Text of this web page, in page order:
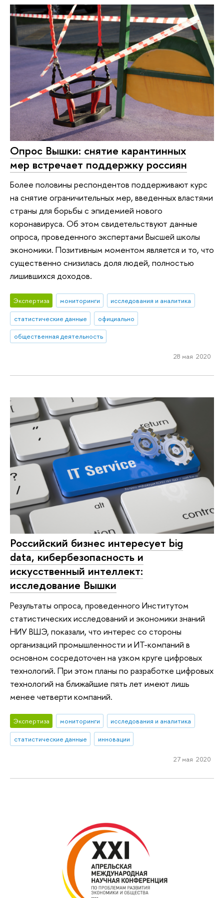
Опрос Вышки: снятие карантинных
мер встречает поддержку россиян
Более половины респондентов поддерживают курс
на снятие ограничительных мер, введенных властями
страны для борьбы с эпидемией нового
коронавируса. Об этом свидетельствуют данные
опроса, проведенного экспертами Высшей школы
экономики. Позитивным моментом является и то, что
существенно снизилась доля людей, полностью
лишившихся доходов.
Экспертиза мониторинги
исследования и аналитика
статистические данные
официально
общественная деятельность
28 мая 2020
Российский бизнес интересует big
data, кибербезопасность и
искусственный интеллект:
исследование Вышки
Результаты опроса, проведенного Институтом
статистических исследований и экономики знаний
НИУ ВШЭ, показали, что интерес со стороны
организаций промышленности и ИТ-компаний в
основном сосредоточен на узком круге цифровых
технологий. При этом планы по разработке цифровых
технологий на ближайшие пять лет имеют лишь
менее четверти компаний.
Экспертиза мониторинги
исследования и аналитика
статистические данные
инновации
27 мая 2020